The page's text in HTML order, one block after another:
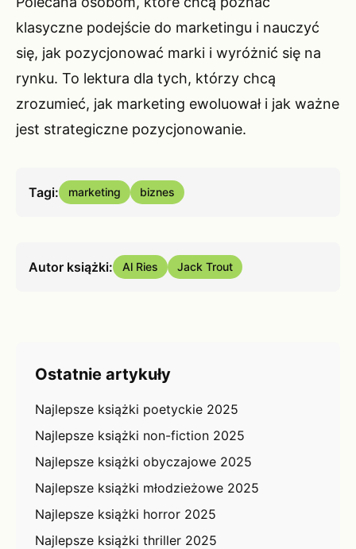
klasyczne podejście do marketingu i nauczyć
się, jak pozycjonować marki i wyróżnić się na
rynku. To lektura dla tych, którzy chcą
zrozumieć, jak marketing ewoluował i jak ważne
jest strategiczne pozycjonowanie.
Tagi: marketing biznes
Autor książki: Al Ries Jack Trout
Ostatnie artykuły
Najlepsze książki poetyckie 2025
Najlepsze książki non-fiction 2025
Najlepsze książki obyczajowe 2025
Najlepsze książki młodzieżowe 2025
Najlepsze książki horror 2025
Najlepsze książki thriller 2025